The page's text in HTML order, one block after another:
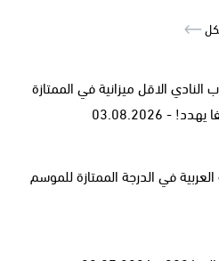
الاقل ميزانية في الممتازة
03.08.2026
في الدرجة الممتازة للموسم